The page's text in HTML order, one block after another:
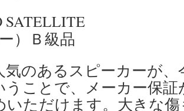
気のあるスピーカーが
うことで、メーカー保
いただけます。大きな